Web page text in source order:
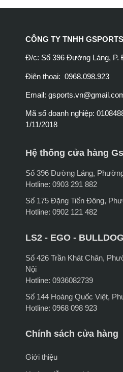
CÔNG TY TNHH GSPORTS
Đ/c: Số 396 Đường Láng, P.
Điện thoại: 0968.098.923
Email:
Mã số doanh nghiệp:
1/11/2018
Hệ thống cửa hàng
Số 396 Đường Láng,
Hotline: 0903 291 882
Số 175 Đặng Tiến Đông,
Hotline: 0902 121 482
LS2 - EGO -
Số 426 Trần Khát Chân,
Nội
Hotline: 0936082739
Số 144 Hoàng Quốc Việt,
Hotline: 0968 098 923
Chính sách cửa hàng
Giới thiệu